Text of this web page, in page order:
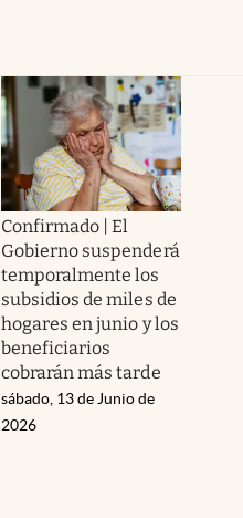
Confirmado | El
Gobierno suspenderá
temporalmente los
subsidios de miles de
hogares en junio y los
beneficiarios
cobrarán más tarde
sábado, 13 de Junio de
2026